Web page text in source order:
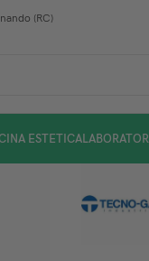
(RC)
ESTETICA